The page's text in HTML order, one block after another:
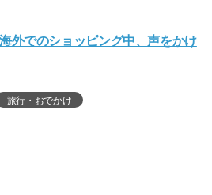
外でのショッピング中、声をかけ
旅行・おでかけ